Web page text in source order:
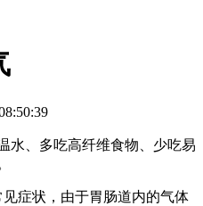
水、多吃高纤维食物、少吃易
症状，由于胃肠道内的气体